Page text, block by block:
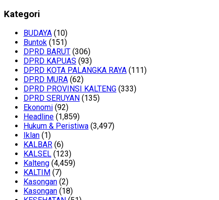
Kategori
BUDAYA (10)
Buntok (151)
DPRD BARUT (306)
DPRD KAPUAS (93)
DPRD KOTA PALANGKA RAYA (111)
DPRD MURA (62)
DPRD PROVINSI KALTENG (333)
DPRD SERUYAN (135)
Ekonomi (92)
Headline (1,859)
Hukum & Peristiwa (3,497)
Iklan (1)
KALBAR (6)
KALSEL (123)
Kalteng (4,459)
KALTIM (7)
Kasongan (2)
Kasongan (18)